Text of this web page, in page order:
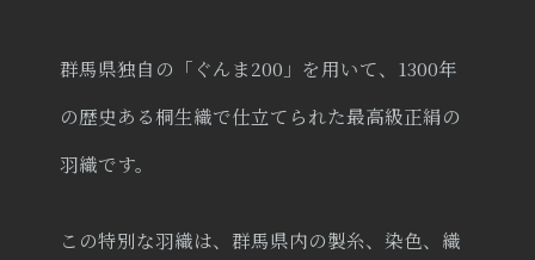
群馬県独自の「ぐんま200」を用いて、1300年
の歴史ある桐生織で仕立てられた最高級正絹の
羽織です。
この特別な羽織は、群馬県内の製糸、染色、織